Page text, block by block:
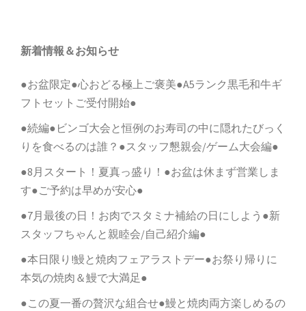
ン
新着情報＆お知らせ
●お盆限定●心おどる極上ご褒美●A5ランク黒毛和牛ギ
フトセットご受付開始●
●続編●ビンゴ大会と恒例のお寿司の中に隠れたびっく
りを食べるのは誰？●スタッフ懇親会/ゲーム大会編●
●8月スタート！夏真っ盛り！●お盆は休まず営業しま
す●ご予約は早めが安心●
●7月最後の日！お肉でスタミナ補給の日にしよう●新
スタッフちゃんと親睦会/自己紹介編●
●本日限り!鰻と焼肉フェアラストデー●お祭り帰りに
本気の焼肉＆鰻で大満足●
●この夏一番の贅沢な組合せ●鰻と焼肉両方楽しめるの